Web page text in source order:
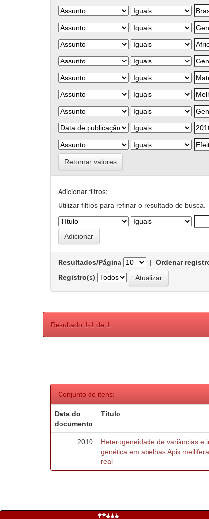
Retornar valores
Adicionar filtros:
Utilizar filtros para refinar o resultado de busca.
Resultados/Página | Ordenar
Registro(s)
Resultado 1-1 de 1.
Conjunto de itens:
Data do
documento
Título
2010
Heterogeneidade de variâncias e
genética em abelhas Apis
real